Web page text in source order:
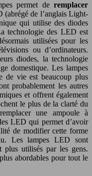
permet de remplacer
de l’anglais Light-
qui utilise des diodes
technologie des LED est
utilisées pour les
ou d’ordinateurs.
diodes, la technologie
domestique. Les lampes
de vie est beaucoup plus
probablement les autres
et offrent également
le plus de la clarté du
une ampoule à
LED qui permet d’avoir
de modifier cette forme
Les lampes LED sont
plus utilisés par les gens.
abordables pour tout le